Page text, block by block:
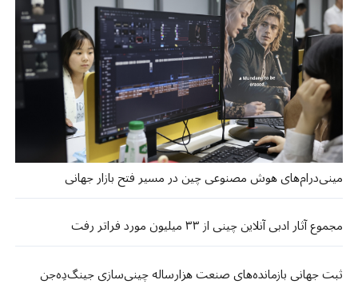
مینی‌درام‌های هوش مصنوعی چین در مسیر فتح بازار جهانی
مجموع آثار ادبی آنلاین چینی از ۳۳ میلیون مورد فراتر رفت
ثبت جهانی بازمانده‌های صنعت هزارساله چینی‌سازی جینگ‌دِه‌جن